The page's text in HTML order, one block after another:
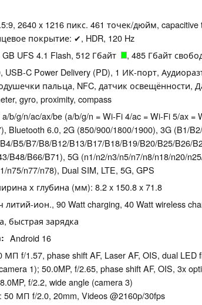
2640 x 1216 пикс. 461 точек/дюйм, capacitive
покрытие: ✔, HDR, 120 Hz
GB UFS 4.1 Flash, 512 Гбайт , 485 Гбайт
USB-C Power Delivery (PD), 1 ИК-порт,
пальца, NFC, датчик освещённости,
gyro, proximity, compass
​b/​g/​n/​ac/​ax/​be (a/b/g/n = Wi-Fi 4/ac = Wi-Fi 5/ax =
Bluetooth 6.0, 2G (850/​900/​1800/​1900), 3G (B1/​
​B5/​B7/​B8/​B12/​B13/​B17/​B18/​B19/​B20/​B25/​B26/​
​B48/​B66/​B71), 5G (n1/​n2/​n3/​n5/​n7/​n8/​n18/​n20/​
​n75/​n77/​n78), Dual SIM, LTE, 5G, GPS
х глубина (мм): 8.2 x 150.8 x 71.8
литий-ион., 90 Watt charging, 40 Watt wireless
быстрая зарядка
Android 16
f/​1.57, phase shift AF, Laser AF, OIS, dual LED
1); 50.0MP, f/​2.65, phase shift AF, OIS, 3x
f/​2.2, wide angle (camera 3)
МП f/2.0, 20mm, Videos @2160p/​30fps